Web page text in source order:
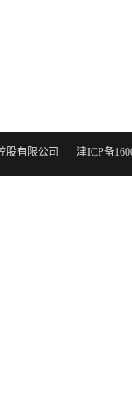
股有限公司 津ICP备